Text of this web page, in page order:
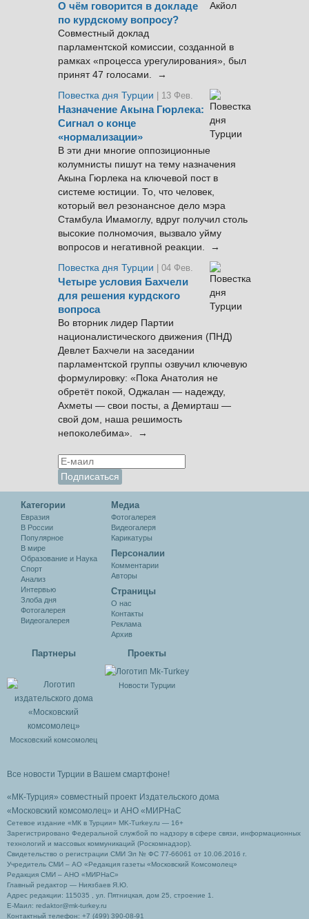
О чём говорится в докладе
по курдскому вопросу?
Совместный доклад
парламентской комиссии, созданной в
рамках «процесса урегулирования», был
принят 47 голосами. →
Повестка дня Турции
| 13 Фев.
Назначение Акына Гюрлека:
Сигнал о конце
«нормализации»
В эти дни многие оппозиционные
колумнисты пишут на тему назначения
Акына Гюрлека на ключевой пост в
системе юстиции. То, что человек,
который вел резонансное дело мэра
Стамбула Имамоглу, вдруг получил столь
высокие полномочия, вызвало уйму
вопросов и негативной реакции. →
Повестка дня Турции
| 04 Фев.
Четыре условия Бахчели
для решения курдского
вопроса
Во вторник лидер Партии
националистического движения (ПНД)
Девлет Бахчели на заседании
парламентской группы озвучил ключевую
формулировку: «Пока Анатолия не
обретёт покой, Оджалан — надежду,
Ахметы — свои посты, а Демирташ —
свой дом, наша решимость
непоколебима». →
Категории
Евразия
В России
Популярное
В мире
Образование и Наука
Спорт
Анализ
Интервью
Злоба дня
Фотогалерея
Видеогалерея
Медиа
Фотогалерея
Видеогалеря
Карикатуры
Персоналии
Комментарии
Авторы
Cтраницы
О нас
Контакты
Реклама
Архив
Партнеры
Московский комсомолец
Проекты
Новости Турции
Все новости Турции в Вашем смартфоне!
«МК-Турция» совместный проект Издательского дома
«Московский комсомолец» и АНО «МИРНаС
Сетевое издание «МК в Турции» MK-Turkey.ru — 16+
Зарегистрировано Федеральной службой по надзору в сфере связи, информационных
технологий и массовых коммуникаций (Роскомнадзор).
Свидетельство о регистрации СМИ Эл № ФС 77-66061 от 10.06.2016 г.
Учредитель СМИ – АО «Редакция газеты «Московский Комсомолец»
Редакция СМИ – АНО «МИРНаС»
Главный редактор — Ниязбаев Я.Ю.
Адрес редакции: 115035 , ул. Пятницкая, дом 25, строение 1.
Е-Маил: redaktor@mk-turkey.ru
Контактный телефон: +7 (499) 390-08-91